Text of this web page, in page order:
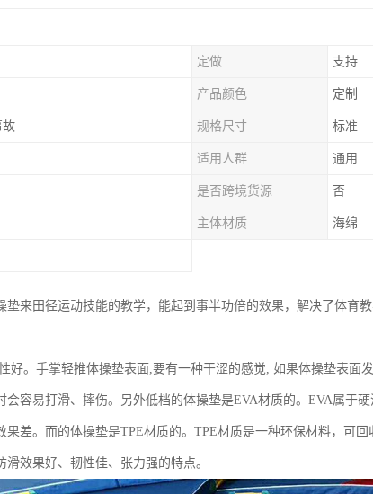
定做 支持
产品颜色 定制
故 规格尺寸 标准
适用人群 通用
是否跨境货源 否
主体材质 海绵
垫来田径运动技能的教学，能起到事半功倍的效果，解决了体育
好。手掌轻推体操垫表面,要有一种干涩的感觉, 如果体操垫表面
会容易打滑、摔伤。另外低档的体操垫是EVA材质的。EVA属于
差。而的体操垫是TPE材质的。TPE材质是一种环保材料，可
效果好、韧性佳、张力强的特点。